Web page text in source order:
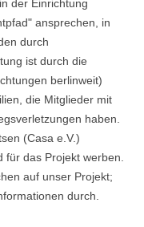
der Einrichtung
ansprechen, in
durch
ist durch die
berlinweit)
die Mitglieder mit
haben.
(Casa e.V.)
das Projekt werben.
auf unser Projekt;
durch.